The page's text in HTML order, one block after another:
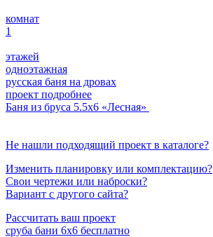
комнат
1
этажей
одноэтажная
русская баня на дровах
проект подробнее
Баня из бруса 5.5х6 «Лесная»
Не нашли подходящий проект в каталоге?
Изменить планировку или комплектацию?
Свои чертежи или наброски?
Вариант с другого сайта?
Рассчитать ваш проект
сруба бани 6х6 бесплатно